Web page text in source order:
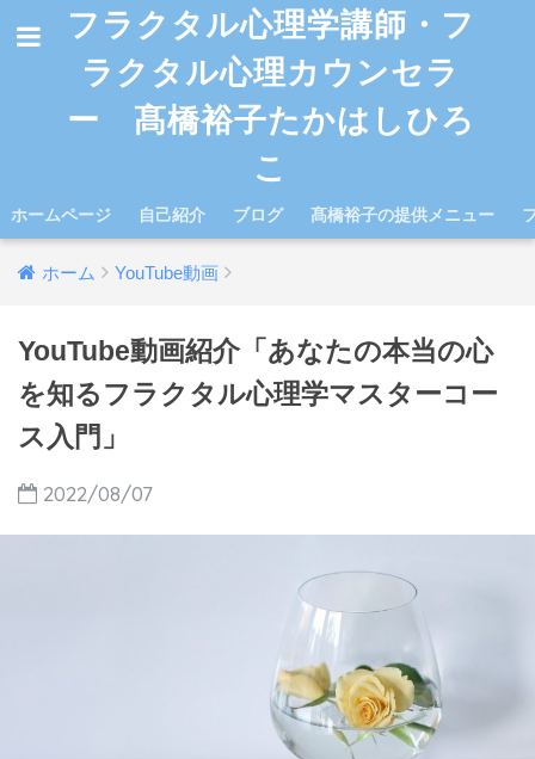
フラクタル心理学講師・フ
ラクタル心理カウンセラ
ー 髙橋裕子たかはしひろ
こ
ホームページ 自己紹介 ブログ 髙橋裕子の提供メニュー
ホーム YouTube動画
YouTube動画紹介「あなたの本当の心
を知るフラクタル心理学マスターコー
ス入門」
2022/08/07